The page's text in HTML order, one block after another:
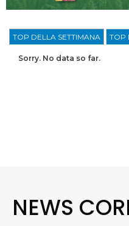
TOP DELLA SETTIMANA TOP
Sorry. No data so far.
NEWS